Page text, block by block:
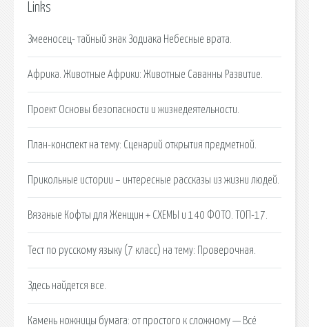
Links
Змееносец- тайный знак Зодиака Небесные врата.
Африка. Животные Африки: Животные Саванны Развитие.
Проект Основы безопасности и жизнедеятельности.
План-конспект на тему: Сценарий открытия предметной.
Прикольные истории – интересные рассказы из жизни людей.
Вязаные Кофты для Женщин + СХЕМЫ и 140 ФОТО. ТОП-17.
Тест по русскому языку (7 класс) на тему: Проверочная.
Здесь найдется все.
Камень ножницы бумага: от простого к сложному — Всё